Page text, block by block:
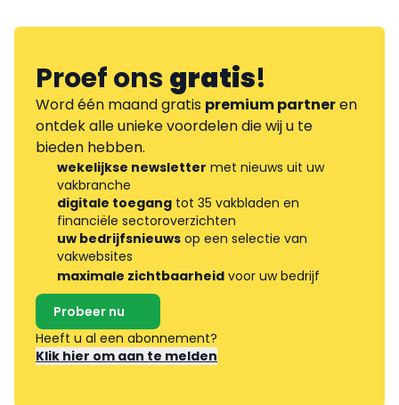
Proef onsgratis!
Word één maand gratis premium partneren
ontdek alle unieke voordelen die wij u te
bieden hebben.
wekelijkse newsletter met nieuws uit uw
vakbranche
digitale toegang tot 35 vakbladen en
financiële sectoroverzichten
uw bedrijfsnieuws op een selectie van
vakwebsites
maximale zichtbaarheid voor uw bedrijf
Probeer nu
Heeft u al een abonnement?
Klik hier om aan te melden